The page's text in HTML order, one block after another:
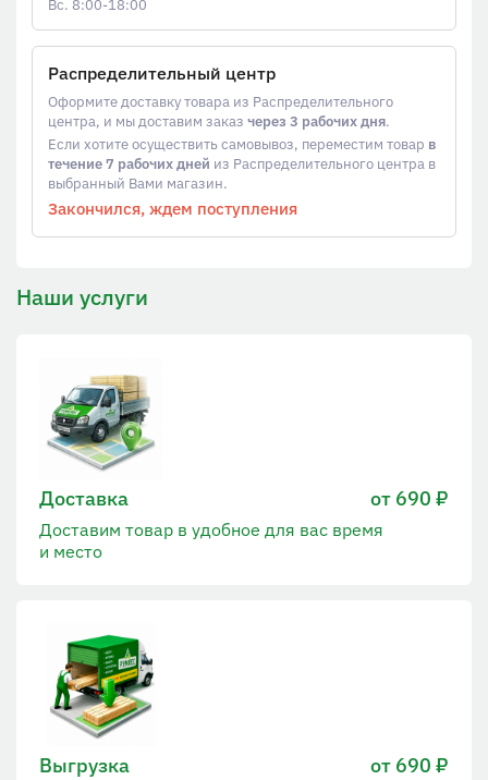
Вс. 8:00-18:00
Распределительный центр
Оформите доставку товара из Распределительного
центра, и мы доставим заказ через 3 рабочих дня.
Если хотите осуществить самовывоз, переместим товар в
течение 7 рабочих дней из Распределительного центра в
выбранный Вами магазин.
Закончился, ждем поступления
Наши услуги
Доставка от 690 ₽
Доставим товар в удобное для вас время
и место
Выгрузка от 690 ₽